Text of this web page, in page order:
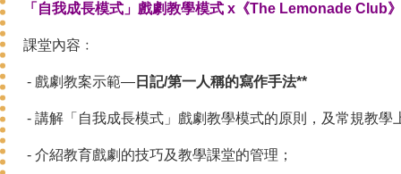
「自我成長模式」戲劇教學模式 x《The Lemonade Club
課堂內容﹕
- 戲劇教案示範— 日記/第一人稱的寫作手法**
- 講解「自我成長模式」戲劇教學模式的原則，及常規教學
- 介紹教育戲劇的技巧及教學課堂的管理；